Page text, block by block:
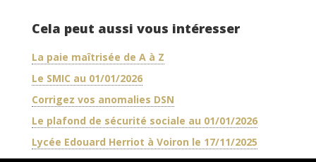
Cela peut aussi vous intéresser
La paie maîtrisée de A à Z
Le SMIC au 01/01/2026
Corrigez vos anomalies DSN
Le plafond de sécurité sociale au 01/01/2026
Lycée Edouard Herriot à Voiron le 17/11/2025